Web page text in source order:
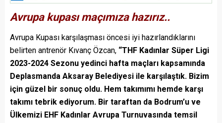
Avrupa kupası maçımıza hazırız..
Avrupa Kupası karşılaşması öncesi iyi hazırlandıklarını
belirten antrenör Kıvanç Özcan, “THF Kadınlar Süper Ligi
2023-2024 Sezonu yedinci hafta maçları kapsamında
Deplasmanda Aksaray Belediyesi ile karşılaştık. Bizim
için güzel bir sonuç oldu. Hem takımımı hemde karşı
takımı tebrik ediyorum. Bir taraftan da Bodrum’u ve
Ülkemizi EHF Kadınlar Avrupa Turnuvasında temsil